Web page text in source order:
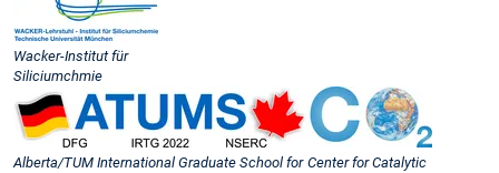
Wacker-Institut für
Siliciumchmie
Alberta/TUM International Graduate School for Center for Catalytic